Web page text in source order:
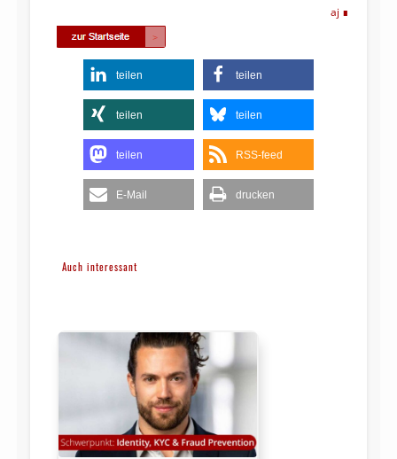
aj
teilen teilen
teilen teilen
teilen RSS-feed
E-Mail drucken
Auch interessant